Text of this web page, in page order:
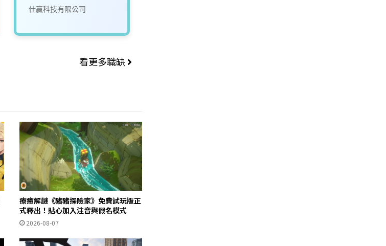
仕贏科技有限公司
看更多職缺
療癒解謎《豬豬探險家》免費試玩版正
式釋出！貼心加入注音與假名模式
2026-08-07